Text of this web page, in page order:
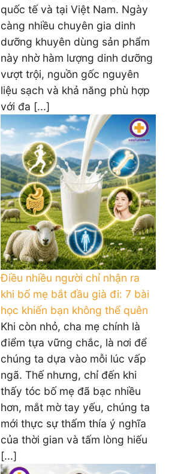
quốc tế và tại Việt Nam. Ngày
càng nhiều chuyên gia dinh
dưỡng khuyên dùng sản phẩm
này nhờ hàm lượng dinh dưỡng
vượt trội, nguồn gốc nguyên
liệu sạch và khả năng phù hợp
với đa [...]
Điều nhiều người chỉ nhận ra
khi bố mẹ bắt đầu già đi: 7 bài
học khiến bạn không thể quên
Khi còn nhỏ, cha mẹ chính là
điểm tựa vững chắc, là nơi để
chúng ta dựa vào mỗi lúc vấp
ngã. Thế nhưng, chỉ đến khi
thấy tóc bố mẹ đã bạc nhiều
hơn, mắt mờ tay yếu, chúng ta
mới thực sự thấm thía ý nghĩa
của thời gian và tấm lòng hiếu
[...]